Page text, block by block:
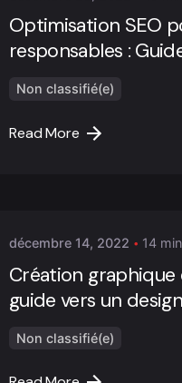
Optimisation SEO
responsables :
Non classifié(e)
Read More
décembre 14, 2022 14
Création
guide vers un
Non classifié(e)